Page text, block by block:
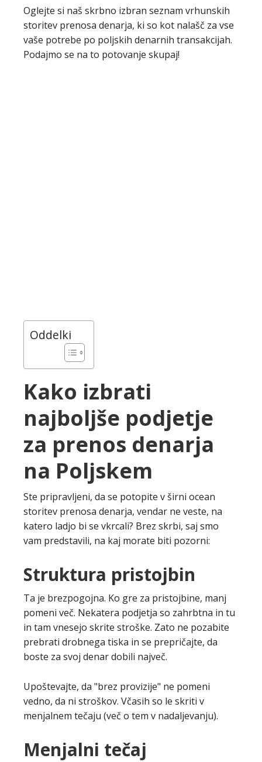
Oglejte si naš skrbno izbran seznam vrhunskih
storitev prenosa denarja, ki so kot nalašč za vse
vaše potrebe po poljskih denarnih transakcijah.
Podajmo se na to potovanje skupaj!
Oddelki
Kako izbrati
najboljše podjetje
za prenos denarja
na Poljskem
Ste pripravljeni, da se potopite v širni ocean
storitev prenosa denarja, vendar ne veste, na
katero ladjo bi se vkrcali? Brez skrbi, saj smo
vam predstavili, na kaj morate biti pozorni:
Struktura pristojbin
Ta je brezpogojna. Ko gre za pristojbine, manj
pomeni več. Nekatera podjetja so zahrbtna in tu
in tam vnesejo skrite stroške. Zato ne pozabite
prebrati drobnega tiska in se prepričajte, da
boste za svoj denar dobili največ.
Upoštevajte, da "brez provizije" ne pomeni
vedno, da ni stroškov. Včasih so le skriti v
menjalnem tečaju (več o tem v nadaljevanju).
Menjalni tečaj